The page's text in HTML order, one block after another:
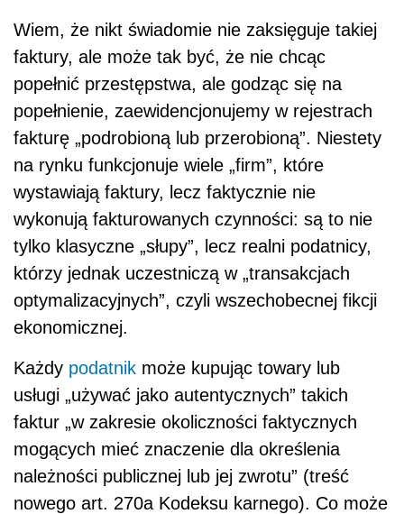
Wiem, że nikt świadomie nie zaksięguje takiej
faktury, ale może tak być, że nie chcąc
popełnić przestępstwa, ale godząc się na
popełnienie, zaewidencjonujemy w rejestrach
fakturę „podrobioną lub przerobioną”. Niestety
na rynku funkcjonuje wiele „firm”, które
wystawiają faktury, lecz faktycznie nie
wykonują fakturowanych czynności: są to nie
tylko klasyczne „słupy”, lecz realni podatnicy,
którzy jednak uczestniczą w „transakcjach
optymalizacyjnych”, czyli wszechobecnej fikcji
ekonomicznej.
Każdy podatnik może kupując towary lub
usługi „używać jako autentycznych” takich
faktur „w zakresie okoliczności faktycznych
mogących mieć znaczenie dla określenia
należności publicznej lub jej zwrotu” (treść
nowego art. 270a Kodeksu karnego). Co może